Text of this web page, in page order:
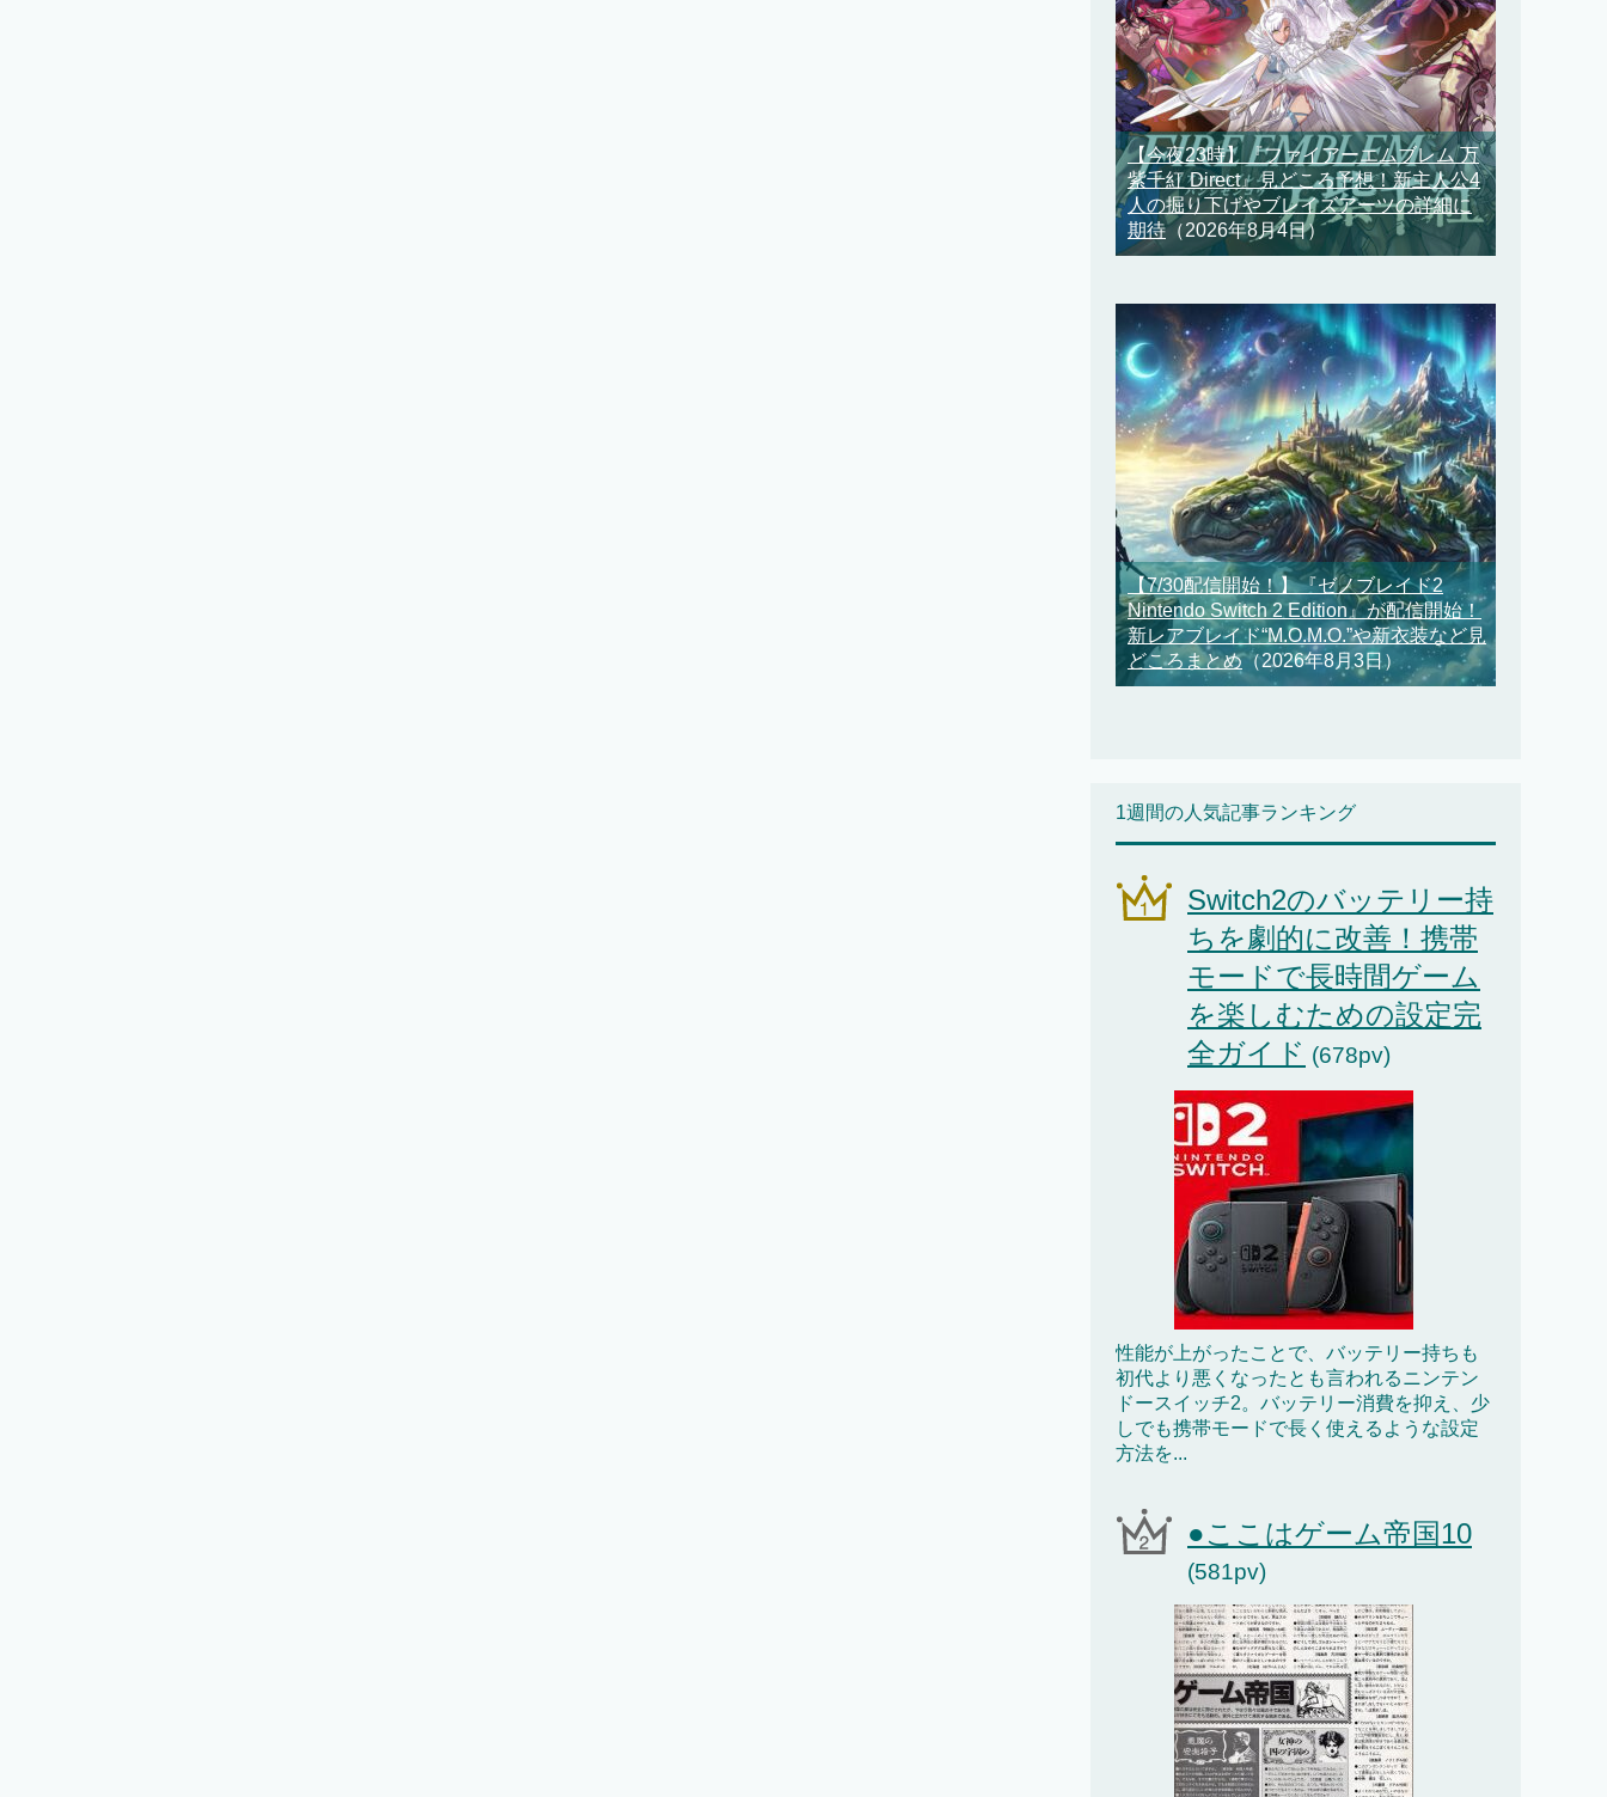
【今夜23時】『ファイアーエムブレム 万
紫千紅 Direct』見どころ予想！新主人公4
人の掘り下げやブレイズアーツの詳細に
期待（2026年8月4日）
【7/30配信開始！】『ゼノブレイド2
Nintendo Switch 2 Edition』が配信開始！
新レアブレイド“M.O.M.O.”や新衣装など見
どころまとめ（2026年8月3日）
1週間の人気記事ランキング
Switch2のバッテリー持
ちを劇的に改善！携帯
モードで長時間ゲーム
を楽しむための設定完
全ガイド (678pv)
性能が上がったことで、バッテリー持ちも
初代より悪くなったとも言われるニンテン
ドースイッチ2。バッテリー消費を抑え、少
しでも携帯モードで長く使えるような設定
方法を...
●ここはゲーム帝国10
(581pv)